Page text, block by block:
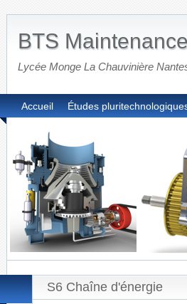
BTS
Lycée Monge La Chauvinière
Accueil Études
S6 Chaîne d'énergie